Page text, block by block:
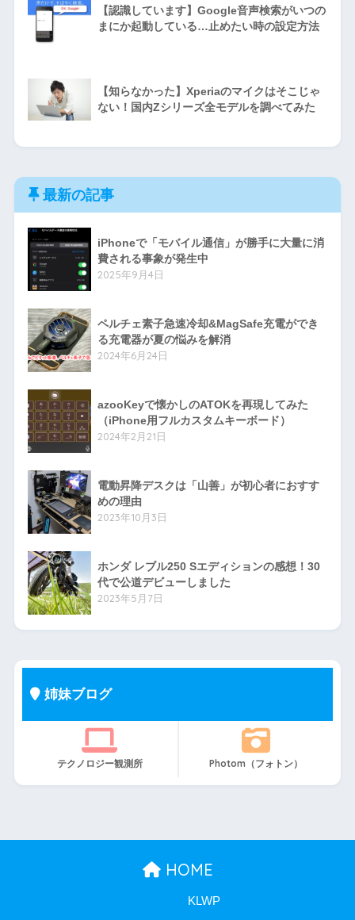
【認識しています】Google音声検索がいつの
まにか起動している…止めたい時の設定方法
【知らなかった】Xperiaのマイクはそこじゃ
ない！国内Zシリーズ全モデルを調べてみた
最新の記事
iPhoneで「モバイル通信」が勝手に大量に消
費される事象が発生中
2025年9月4日
ペルチェ素子急速冷却&MagSafe充電ができ
る充電器が夏の悩みを解消
2024年6月24日
azooKeyで懐かしのATOKを再現してみた
（iPhone用フルカスタムキーボード）
2024年2月21日
電動昇降デスクは「山善」が初心者におすす
めの理由
2023年10月3日
ホンダ レブル250 Sエディションの感想！30
代で公道デビューしました
2023年5月7日
姉妹ブログ
テクノロジー観測所 Photom（フォトン）
HOME
KLWP